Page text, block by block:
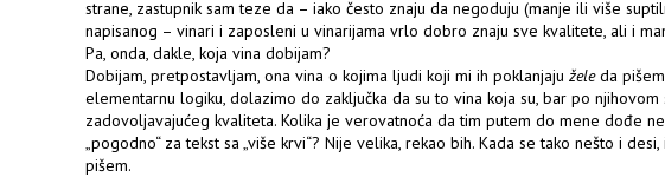
strane, zastupnik sam teze da – iako često znaju da negoduju (manje ili više
napisanog – vinari i zaposleni u vinarijama vrlo dobro znaju sve kvalitete, ali i
Pa, onda, dakle, koja vina dobijam?
Dobijam, pretpostavljam, ona vina o kojima ljudi koji mi ih poklanjaju želeda
elementarnu logiku, dolazimo do zaključka da su to vina koja su, bar po njihovom
zadovoljavajućeg kvaliteta. Kolika je verovatnoća da tim putem do mene dođe
„pogodno“ za tekst sa „više krvi“? Nije velika, rekao bih. Kada se tako nešto i
pišem.